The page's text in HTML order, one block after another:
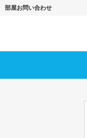
部屋お問い合わせ